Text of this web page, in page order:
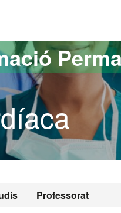
Professorat